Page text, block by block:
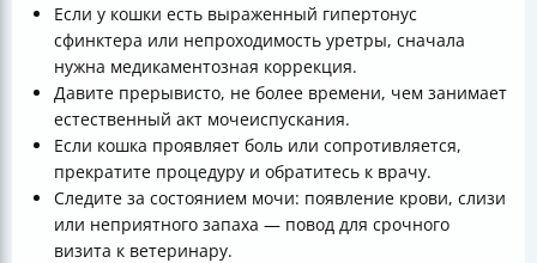
Если у кошки есть выраженный гипертонус
сфинктера или непроходимость уретры, сначала
нужна медикаментозная коррекция.
Давите прерывисто, не более времени, чем занимает
естественный акт мочеиспускания.
Если кошка проявляет боль или сопротивляется,
прекратите процедуру и обратитесь к врачу.
Следите за состоянием мочи: появление крови, слизи
или неприятного запаха — повод для срочного
визита к ветеринару.